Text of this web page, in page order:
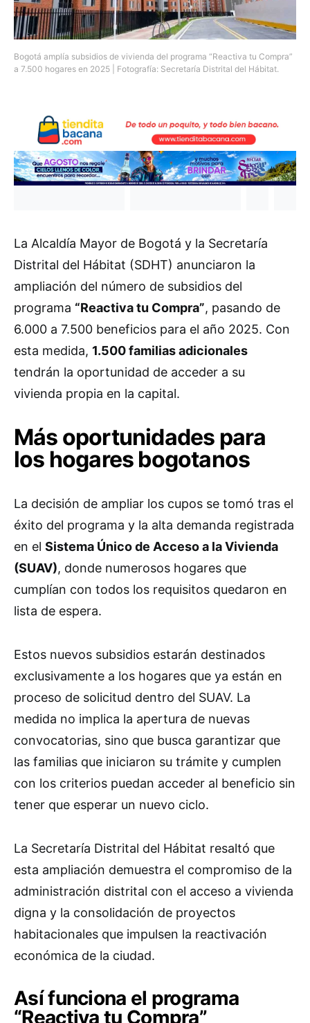
Bogotá amplía subsidios de vivienda del programa “Reactiva tu Compra”
a 7.500 hogares en 2025 | Fotografía: Secretaría Distrital del Hábitat.
La Alcaldía Mayor de Bogotá y la Secretaría
Distrital del Hábitat (SDHT) anunciaron la
ampliación del número de subsidios del
programa “Reactiva tu Compra”, pasando de
6.000 a 7.500 beneficios para el año 2025. Con
esta medida, 1.500 familias adicionales
tendrán la oportunidad de acceder a su
vivienda propia en la capital.
Más oportunidades para
los hogares bogotanos
La decisión de ampliar los cupos se tomó tras el
éxito del programa y la alta demanda registrada
en el Sistema Único de Acceso a la Vivienda
(SUAV), donde numerosos hogares que
cumplían con todos los requisitos quedaron en
lista de espera.
Estos nuevos subsidios estarán destinados
exclusivamente a los hogares que ya están en
proceso de solicitud dentro del SUAV. La
medida no implica la apertura de nuevas
convocatorias, sino que busca garantizar que
las familias que iniciaron su trámite y cumplen
con los criterios puedan acceder al beneficio sin
tener que esperar un nuevo ciclo.
La Secretaría Distrital del Hábitat resaltó que
esta ampliación demuestra el compromiso de la
administración distrital con el acceso a vivienda
digna y la consolidación de proyectos
habitacionales que impulsen la reactivación
económica de la ciudad.
Así funciona el programa
“Reactiva tu Compra”